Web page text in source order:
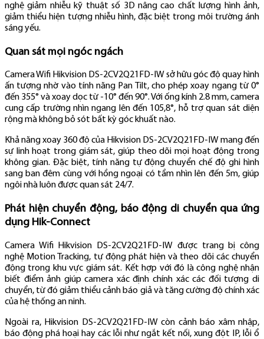
nghệ giảm nhiễu kỹ thuật số 3D nâng cao chất lượng hình ảnh,
giảm thiểu hiện tượng nhiễu hình, đặc biệt trong môi trường ánh
sáng yếu.
Quan sát mọi ngóc ngách
Camera Wifi Hikvision DS-2CV2Q21FD-IW sở hữu góc độ quay hình
ấn tượng nhờ vào tính năng Pan Tilt, cho phép xoay ngang từ 0°
đến 355° và xoay dọc từ -10° đến 90°. Với ống kính 2.8 mm, camera
cung cấp trường nhìn ngang lên đến 105,8°, hỗ trợ quan sát diện
rộng mà không bỏ sót bất kỳ góc khuất nào.
Khả năng xoay 360 độ của Hikvision DS-2CV2Q21FD-IW mang đến
sự linh hoạt trong giám sát, giúp theo dõi mọi hoạt động trong
không gian. Đặc biệt, tính năng tự động chuyển chế độ ghi hình
sang ban đêm cùng với hồng ngoại có tầm nhìn lên đến 5m, giúp
ngôi nhà luôn được quan sát 24/7.
Phát hiện chuyển động, báo động di chuyển qua ứng
dụng Hik-Connect
Camera Wifi Hikvision DS-2CV2Q21FD-IW được trang bị công
nghệ Motion Tracking, tự động phát hiện và theo dõi các chuyển
động trong khu vực giám sát. Kết hợp với đó là công nghệ nhận
biết điểm ảnh giúp camera xác định chính xác các đối tượng di
chuyển, từ đó giảm thiểu cảnh báo giả và tăng cường độ chính xác
của hệ thống an ninh.
Ngoài ra, Hikvision DS-2CV2Q21FD-IW còn cảnh báo xâm nhập,
báo động phá hoại hay các lỗi như ngắt kết nối, xung đột IP, lỗi ổ